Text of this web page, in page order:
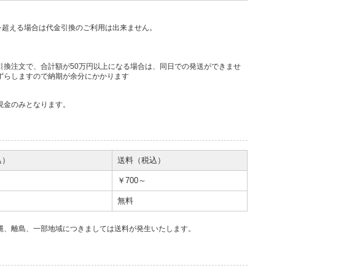
える場合は代金引換のご利用は出来ません。
注文で、合計額が50万円以上になる場合は、同日での発送ができませ
らしますので納期が余分にかかります
のみとなります。
送料（税込）
￥700～
無料
離島、一部地域につきましては送料が発生いたします。